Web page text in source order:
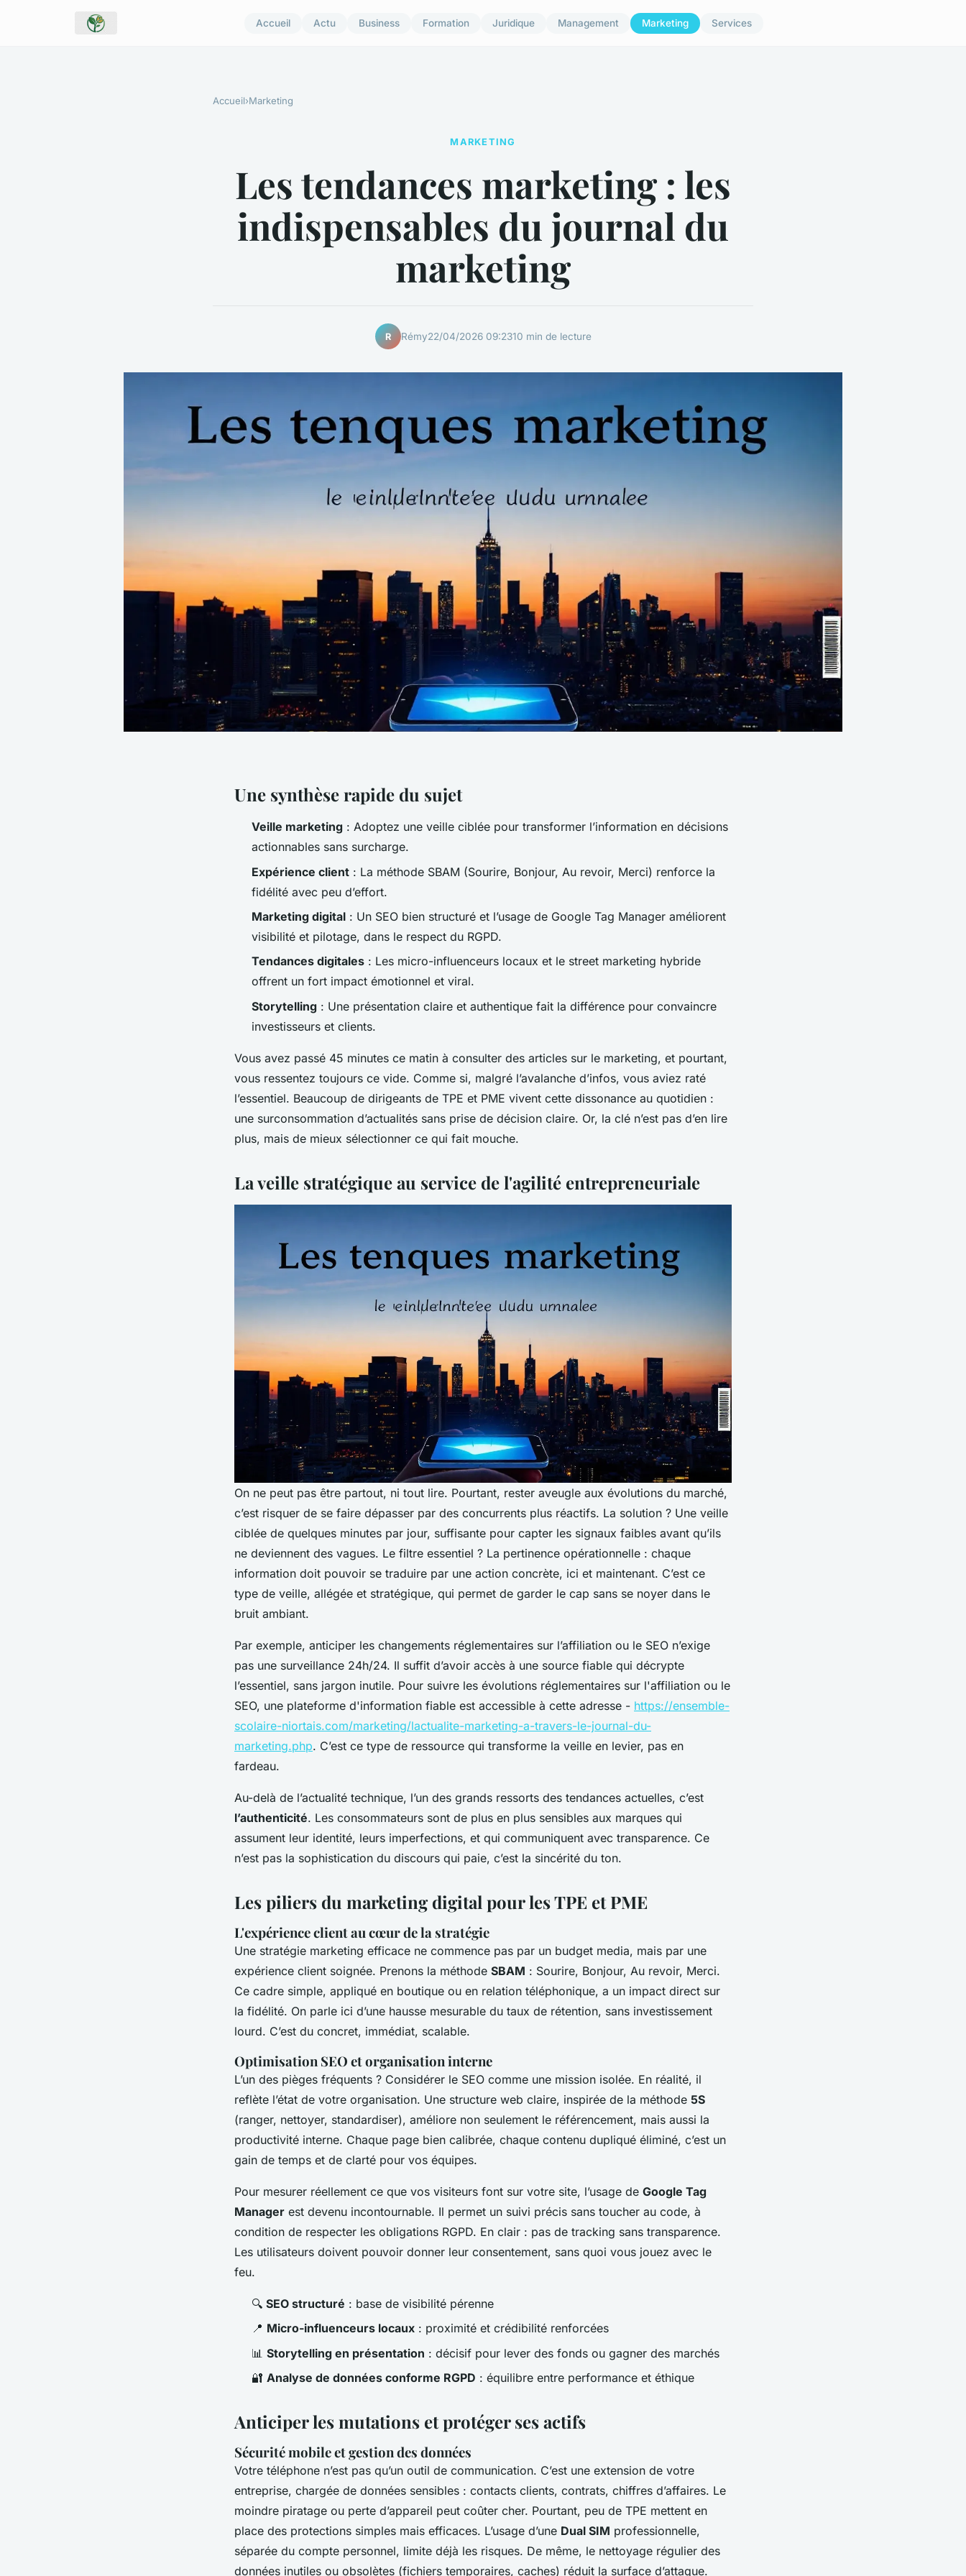
Accueil Actu Business Formation Juridique Management Marketing Services
Accueil›Marketing
MARKETING
Les tendances marketing : les
indispensables du journal du
marketing
R Rémy22/04/2026 09:2310 min de lecture
Une synthèse rapide du sujet
Veille marketing : Adoptez une veille ciblée pour transformer l’information en décisions
actionnables sans surcharge.
Expérience client : La méthode SBAM (Sourire, Bonjour, Au revoir, Merci) renforce la
fidélité avec peu d’effort.
Marketing digital : Un SEO bien structuré et l’usage de Google Tag Manager améliorent
visibilité et pilotage, dans le respect du RGPD.
Tendances digitales : Les micro-influenceurs locaux et le street marketing hybride
offrent un fort impact émotionnel et viral.
Storytelling : Une présentation claire et authentique fait la différence pour convaincre
investisseurs et clients.
Vous avez passé 45 minutes ce matin à consulter des articles sur le marketing, et pourtant,
vous ressentez toujours ce vide. Comme si, malgré l’avalanche d’infos, vous aviez raté
l’essentiel. Beaucoup de dirigeants de TPE et PME vivent cette dissonance au quotidien :
une surconsommation d’actualités sans prise de décision claire. Or, la clé n’est pas d’en lire
plus, mais de mieux sélectionner ce qui fait mouche.
La veille stratégique au service de l'agilité entrepreneuriale
On ne peut pas être partout, ni tout lire. Pourtant, rester aveugle aux évolutions du marché,
c’est risquer de se faire dépasser par des concurrents plus réactifs. La solution ? Une veille
ciblée de quelques minutes par jour, suffisante pour capter les signaux faibles avant qu’ils
ne deviennent des vagues. Le filtre essentiel ? La pertinence opérationnelle : chaque
information doit pouvoir se traduire par une action concrète, ici et maintenant. C’est ce
type de veille, allégée et stratégique, qui permet de garder le cap sans se noyer dans le
bruit ambiant.
Par exemple, anticiper les changements réglementaires sur l’affiliation ou le SEO n’exige
pas une surveillance 24h/24. Il suffit d’avoir accès à une source fiable qui décrypte
l’essentiel, sans jargon inutile. Pour suivre les évolutions réglementaires sur l'affiliation ou le
SEO, une plateforme d'information fiable est accessible à cette adresse - https://ensemble-
scolaire-niortais.com/marketing/lactualite-marketing-a-travers-le-journal-du-
marketing.php. C’est ce type de ressource qui transforme la veille en levier, pas en
fardeau.
Au-delà de l’actualité technique, l’un des grands ressorts des tendances actuelles, c’est
l’authenticité. Les consommateurs sont de plus en plus sensibles aux marques qui
assument leur identité, leurs imperfections, et qui communiquent avec transparence. Ce
n’est pas la sophistication du discours qui paie, c’est la sincérité du ton.
Les piliers du marketing digital pour les TPE et PME
L'expérience client au cœur de la stratégie
Une stratégie marketing efficace ne commence pas par un budget media, mais par une
expérience client soignée. Prenons la méthode SBAM : Sourire, Bonjour, Au revoir, Merci.
Ce cadre simple, appliqué en boutique ou en relation téléphonique, a un impact direct sur
la fidélité. On parle ici d’une hausse mesurable du taux de rétention, sans investissement
lourd. C’est du concret, immédiat, scalable.
Optimisation SEO et organisation interne
L’un des pièges fréquents ? Considérer le SEO comme une mission isolée. En réalité, il
reflète l’état de votre organisation. Une structure web claire, inspirée de la méthode 5S
(ranger, nettoyer, standardiser), améliore non seulement le référencement, mais aussi la
productivité interne. Chaque page bien calibrée, chaque contenu dupliqué éliminé, c’est un
gain de temps et de clarté pour vos équipes.
Pour mesurer réellement ce que vos visiteurs font sur votre site, l’usage de Google Tag
Manager est devenu incontournable. Il permet un suivi précis sans toucher au code, à
condition de respecter les obligations RGPD. En clair : pas de tracking sans transparence.
Les utilisateurs doivent pouvoir donner leur consentement, sans quoi vous jouez avec le
feu.
🔍 SEO structuré : base de visibilité pérenne
📍 Micro-influenceurs locaux : proximité et crédibilité renforcées
📊 Storytelling en présentation : décisif pour lever des fonds ou gagner des marchés
🔐 Analyse de données conforme RGPD : équilibre entre performance et éthique
Anticiper les mutations et protéger ses actifs
Sécurité mobile et gestion des données
Votre téléphone n’est pas qu’un outil de communication. C’est une extension de votre
entreprise, chargée de données sensibles : contacts clients, contrats, chiffres d’affaires. Le
moindre piratage ou perte d’appareil peut coûter cher. Pourtant, peu de TPE mettent en
place des protections simples mais efficaces. L’usage d’une Dual SIM professionnelle,
séparée du compte personnel, limite déjà les risques. De même, le nettoyage régulier des
données inutiles ou obsolètes (fichiers temporaires, caches) réduit la surface d’attaque.